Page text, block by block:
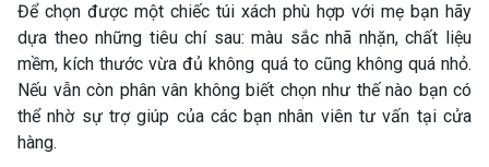
Để chọn được một chiếc túi xách phù hợp với mẹ bạn hãy
dựa theo những tiêu chí sau: màu sắc nhã nhặn, chất liệu
mềm, kích thước vừa đủ không quá to cũng không quá nhỏ.
Nếu vẫn còn phân vân không biết chọn như thế nào bạn có
thể nhờ sự trợ giúp của các bạn nhân viên tư vấn tại cửa
hàng.